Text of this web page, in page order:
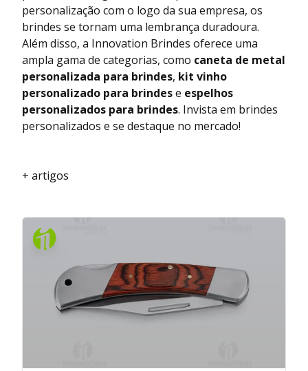
personalização com o logo da sua empresa, os
brindes se tornam uma lembrança duradoura.
Além disso, a Innovation Brindes oferece uma
ampla gama de categorias, como caneta de metal
personalizada para brindes, kit vinho
personalizado para brindese espelhos
personalizados para brindes. Invista em brindes
personalizados e se destaque no mercado!
+ artigos